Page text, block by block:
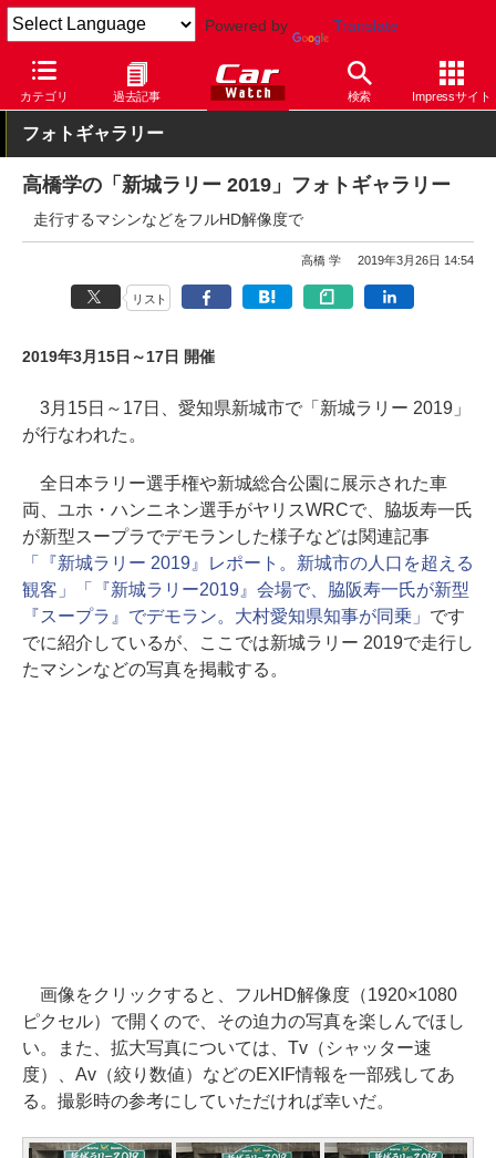
Powered by Translate
カテゴリ 過去記事 検索 Impressサイト
Car Watch モータースポーツ ラリー
フォトギャラリー
高橋学の「新城ラリー 2019」フォトギャラリー
走行するマシンなどをフルHD解像度で
高橋 学 2019年3月26日 14:54
リスト
2019年3月15日～17日 開催
3月15日～17日、愛知県新城市で「新城ラリー 2019」
が行なわれた。
全日本ラリー選手権や新城総合公園に展示された車
両、ユホ・ハンニネン選手がヤリスWRCで、脇坂寿一氏
が新型スープラでデモランした様子などは関連記事
「『新城ラリー 2019』レポート。新城市の人口を超える
観客」
「『新城ラリー2019』会場で、脇阪寿一氏が新型
『スープラ』でデモラン。大村愛知県知事が同乗」 です
でに紹介しているが、ここでは新城ラリー 2019で走行し
たマシンなどの写真を掲載する。
画像をクリックすると、フルHD解像度（1920×1080
ピクセル）で開くので、その迫力の写真を楽しんでほし
い。また、拡大写真については、Tv（シャッター速
度）、Av（絞り数値）などのEXIF情報を一部残してあ
る。撮影時の参考にしていただければ幸いだ。